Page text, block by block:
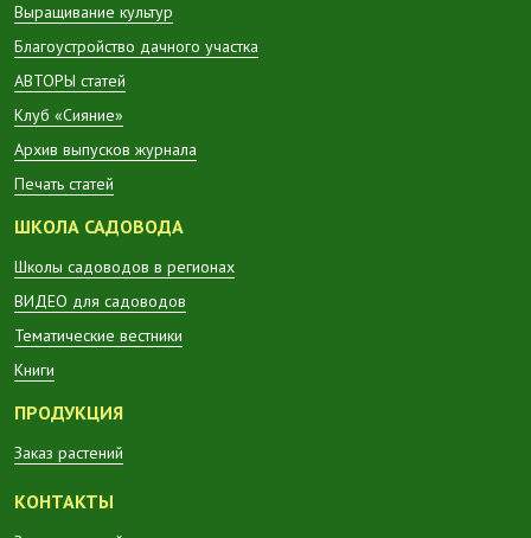
Выращивание культур
Благоустройство дачного участка
АВТОРЫ статей
Клуб «Сияние»
Архив выпусков журнала
Печать статей
ШКОЛА САДОВОДА
Школы садоводов в регионах
ВИДЕО для садоводов
Тематические вестники
Книги
ПРОДУКЦИЯ
Заказ растений
КОНТАКТЫ